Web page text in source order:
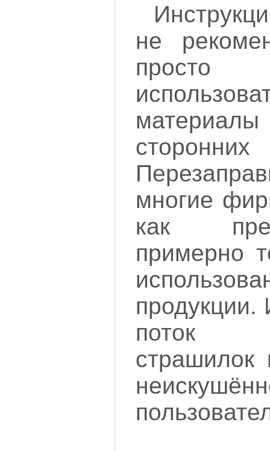
не
просто
сторонних
многие
как
примерно
продукции.
поток
страшилок